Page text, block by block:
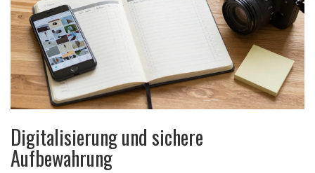
Digitalisierung und sichere
Aufbewahrung